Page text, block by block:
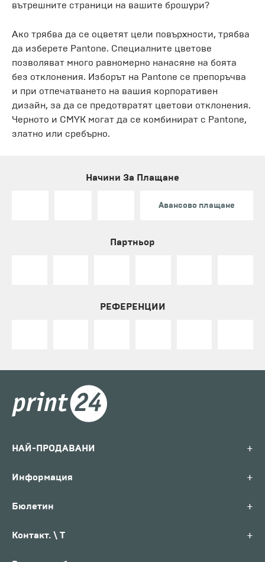
вътрешните страници на вашите брошури?
Ако трябва да се оцветят цели повърхности, трябва
да изберете Pantone. Специалните цветове
позволяват много равномерно нанасяне на боята
без отклонения. Изборът на Pantone се препоръчва
и при отпечатването на вашия корпоративен
дизайн, за да се предотвратят цветови отклонения.
Черното и CMYK могат да се комбинират с Pantone,
златно или сребърно.
Начини За Плащане
Авансово плащане
Партньор
РЕФЕРЕНЦИИ
НАЙ-ПРОДАВАНИ +
Информация +
Бюлетин +
Контакт. \ T +